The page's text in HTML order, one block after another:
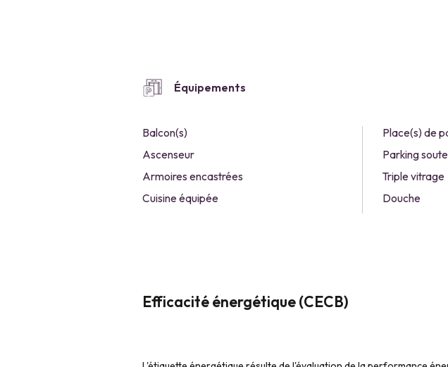
Équipements
Balcon(s) Place(s) de
Ascenseur
Parking
Armoires encastrées
Triple vitrage
Cuisine équipée
Douche
Efficacité énergétique (CECB)